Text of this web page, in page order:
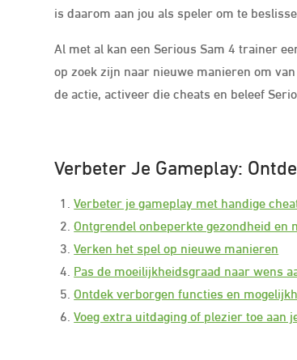
is daarom aan jou als speler om te
Al met al kan een Serious Sam 4 trainer
op zoek zijn naar nieuwe manieren om
de actie, activeer die cheats en beleef
Verbeter Je Gameplay:
Verbeter je gameplay met handige
Ontgrendel onbeperkte gezondheid en
Verken het spel op nieuwe manieren
Pas de moeilijkheidsgraad naar wens
Ontdek verborgen functies en
Voeg extra uitdaging of plezier toe aan